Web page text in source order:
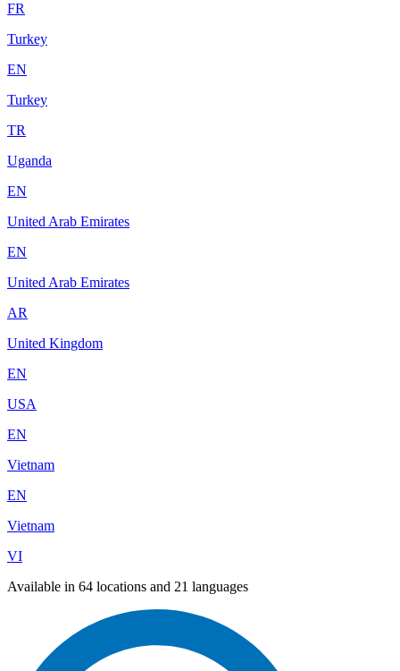
FR
Turkey
EN
Turkey
TR
Uganda
EN
United Arab Emirates
EN
United Arab Emirates
AR
United Kingdom
EN
USA
EN
Vietnam
EN
Vietnam
VI
Available in 64 locations and 21 languages